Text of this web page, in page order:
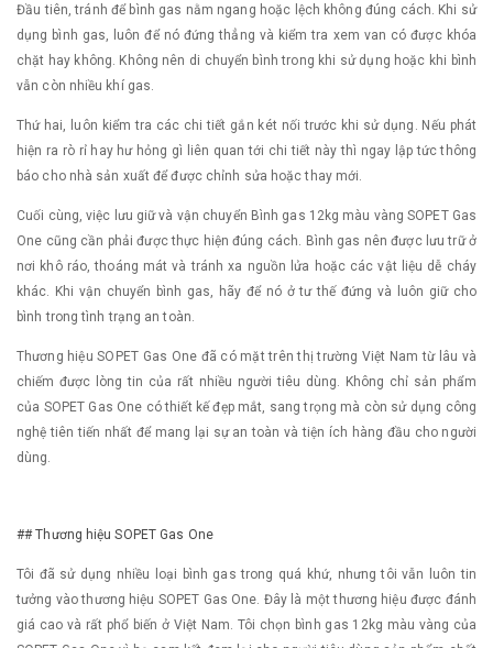
Đầu tiên, tránh để bình gas nằm ngang hoặc lệch không đúng cách. Khi sử
dụng bình gas, luôn để nó đứng thẳng và kiểm tra xem van có được khóa
chặt hay không. Không nên di chuyển bình trong khi sử dụng hoặc khi bình
vẫn còn nhiều khí gas.
Thứ hai, luôn kiểm tra các chi tiết gắn két nối trước khi sử dụng. Nếu phát
hiện ra rò rỉ hay hư hỏng gì liên quan tới chi tiết này thì ngay lập tức thông
báo cho nhà sản xuất để được chỉnh sửa hoặc thay mới.
Cuối cùng, việc lưu giữ và vận chuyển Bình gas 12kg màu vàng SOPET Gas
One cũng cần phải được thực hiện đúng cách. Bình gas nên được lưu trữ ở
nơi khô ráo, thoáng mát và tránh xa nguồn lửa hoặc các vật liệu dễ cháy
khác. Khi vận chuyển bình gas, hãy để nó ở tư thế đứng và luôn giữ cho
bình trong tình trạng an toàn.
Thương hiệu SOPET Gas One đã có mặt trên thị trường Việt Nam từ lâu và
chiếm được lòng tin của rất nhiều người tiêu dùng. Không chỉ sản phẩm
của SOPET Gas One có thiết kế đẹp mắt, sang trọng mà còn sử dụng công
nghệ tiên tiến nhất để mang lại sự an toàn và tiện ích hàng đầu cho người
dùng.
## Thương hiệu SOPET Gas One
Tôi đã sử dụng nhiều loại bình gas trong quá khứ, nhưng tôi vẫn luôn tin
tưởng vào thương hiệu SOPET Gas One. Đây là một thương hiệu được đánh
giá cao và rất phổ biến ở Việt Nam. Tôi chọn bình gas 12kg màu vàng của